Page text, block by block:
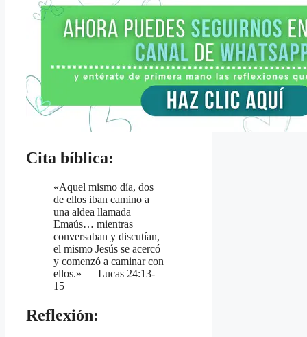
Cita bíblica:
«Aquel mismo día, dos
de ellos iban camino a
una aldea llamada
Emaús… mientras
conversaban y discutían,
el mismo Jesús se acercó
y comenzó a caminar con
ellos.» — Lucas 24:13-
15
Reflexión: